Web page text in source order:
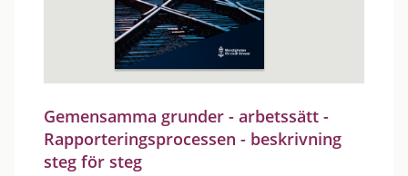
Gemensamma grunder - arbetssätt -
Rapporteringsprocessen - beskrivning
steg för steg